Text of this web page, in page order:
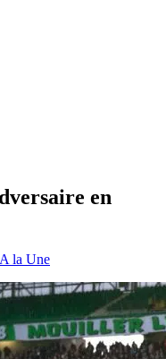
en
A la Une